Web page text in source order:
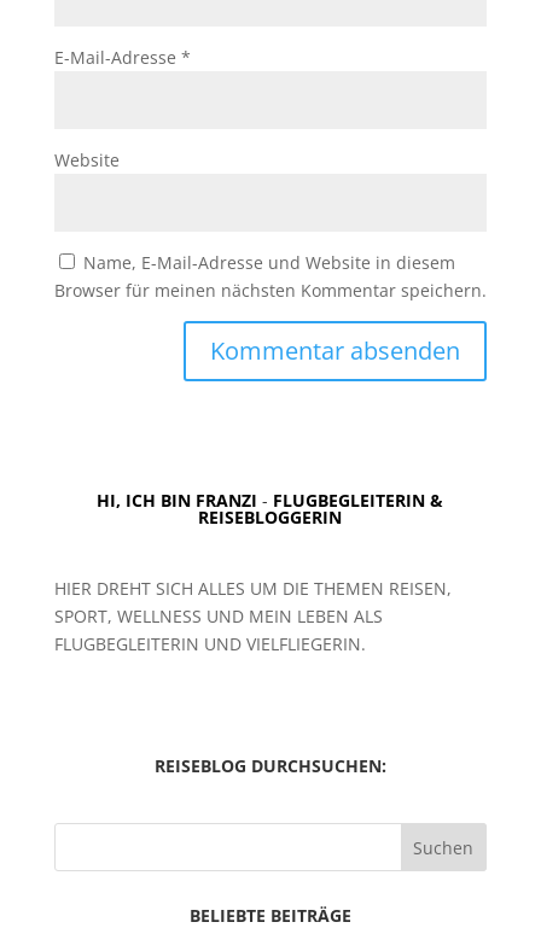
E-Mail-Adresse *
Website
Name, E-Mail-Adresse und Website in diesem
Browser für meinen nächsten Kommentar speichern.
HI, ICH BIN FRANZI - FLUGBEGLEITERIN &
REISEBLOGGERIN
HIER DREHT SICH ALLES UM DIE THEMEN REISEN,
SPORT, WELLNESS UND MEIN LEBEN ALS
FLUGBEGLEITERIN UND VIELFLIEGERIN.
REISEBLOG DURCHSUCHEN:
Suchen
BELIEBTE BEITRÄGE